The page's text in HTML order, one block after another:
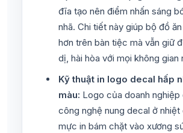
đĩa tạo nên điểm nhấn sáng
nhã. Chi tiết này giúp bộ đồ
hơn trên bàn tiệc mà vẫn giữ
dị, hài hòa với mọi không gian
Kỹ thuật in logo decal hấp
màu: Logo của doanh nghiệp
công nghệ nung decal ở nhiệt
mực in bám chặt vào xương